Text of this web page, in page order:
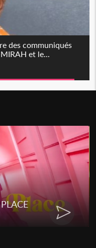
des communiqués
et le...